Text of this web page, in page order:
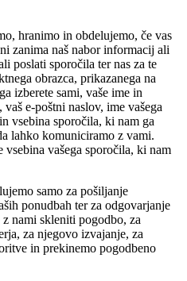
hranimo in obdelujemo, če vas
zanima naš nabor informacij ali
poslati sporočila ter nas za te
obrazca, prikazanega na
izberete sami, vaše ime in
e-poštni naslov, ime vašega
vsebina sporočila, ki nam ga
lahko komuniciramo z vami.
vašega sporočila, ki nam
samo za pošiljanje
ponudbah ter za odgovarjanje
nami skleniti pogodbo, za
za njegovo izvajanje, za
in prekinemo pogodbeno